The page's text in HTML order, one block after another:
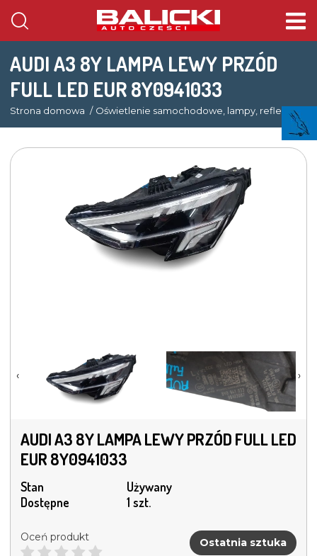
AUDI A3 8Y LAMPA LEWY PRZÓD
FULL LED EUR 8Y0941033
Strona domowa Oświetlenie samochodowe, lampy, reflektory
‹ ›
AUDI A3 8Y LAMPA LEWY PRZÓD FULL LED
EUR 8Y0941033
Stan
Używany
Dostępne
1 szt.
Oceń produkt Ostatnia sztuka